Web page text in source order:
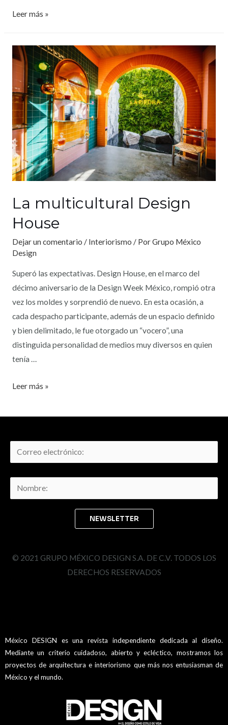
Leer más »
La multicultural Design
House
Dejar un comentario / Interiorismo / PorGrupo México
Design
Superó las expectativas. Design House, en el marco del
décimo aniversario de la Design Week México, rompió otra
vez los moldes y sorprendió de nuevo. En esta ocasión, a
cada despacho participante, además de un espacio definido
y bien delimitado, le fue otorgado un “vocero”, una
distinguida personalidad de medios muy diversos en quien
tenía …
Leer más »
© 2021 GRUPO MÉXICO DESIGN S.A. DE C.V. TODOS LOS
DERECHOS RESERVADOS
México DESIGN es una revista independiente dedicada al diseño.
Mediante un criterio cuidadoso, abierto y ecléctico, mostramos los
proyectos de arquitectura e interiorismo que más nos entusiasman de
México y el mundo.